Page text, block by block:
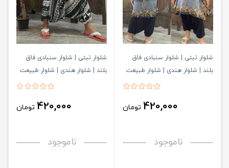
شلوار تبتی | شلوار سنبادی فاق
بلند | شلوار هندی | شلوار طبیعت
420,000 تومان
ناموجود
شلوار تبتی | شلوار سنبادی فاق
بلند | شلوار هندی | شلوار طبیعت
420,000 تومان
ناموجود